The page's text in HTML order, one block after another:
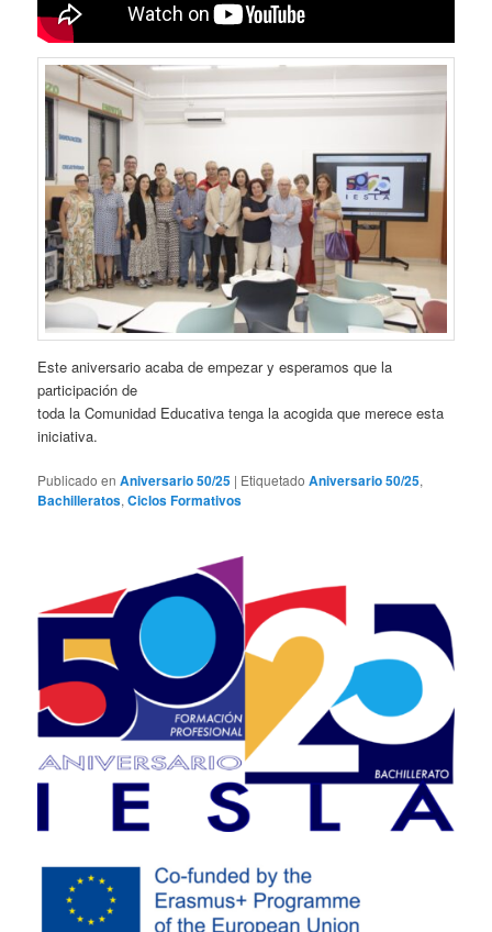
Este aniversario acaba de empezar y esperamos que la
participación de
toda la Comunidad Educativa tenga la acogida que merece esta
iniciativa.
Publicado en Aniversario 50/25 | Etiquetado Aniversario 50/25,
Bachilleratos,Ciclos Formativos